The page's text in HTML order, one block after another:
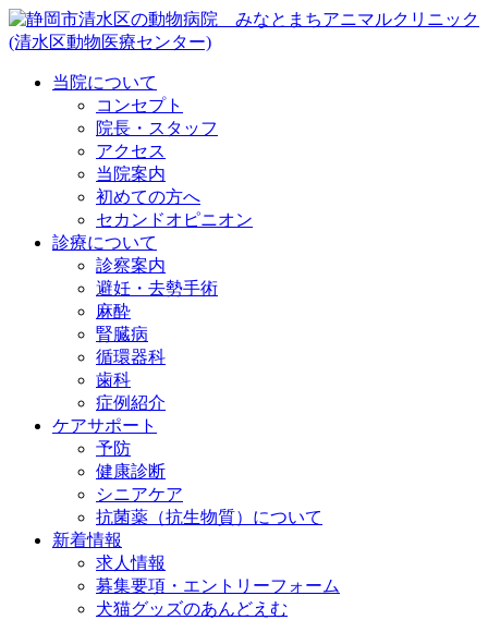
当院について
コンセプト
院長・スタッフ
アクセス
当院案内
初めての方へ
セカンドオピニオン
診療について
診察案内
避妊・去勢手術
麻酔
腎臓病
循環器科
歯科
症例紹介
ケアサポート
予防
健康診断
シニアケア
抗菌薬（抗生物質）について
新着情報
求人情報
募集要項・エントリーフォーム
犬猫グッズのあんどえむ